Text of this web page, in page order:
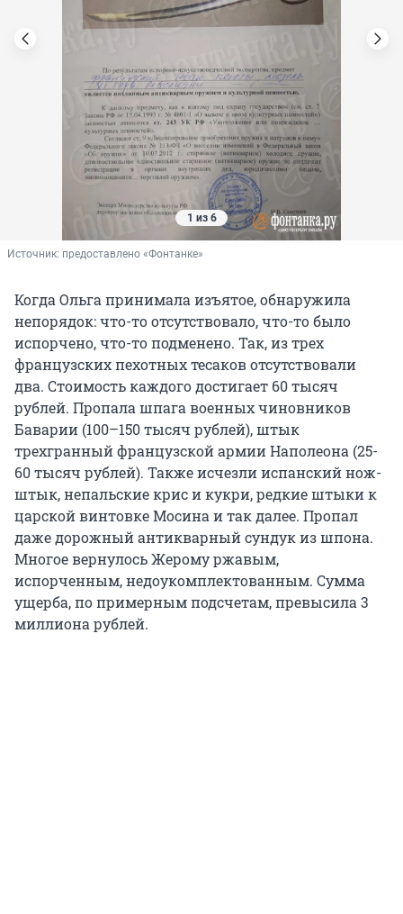
1 из 6
Источник: предоставлено «Фонтанке»
Когда Ольга принимала изъятое, обнаружила
непорядок: что-то отсутствовало, что-то было
испорчено, что-то подменено. Так, из трех
французских пехотных тесаков отсутствовали
два. Стоимость каждого достигает 60 тысяч
рублей. Пропала шпага военных чиновников
Баварии (100–150 тысяч рублей), штык
трехгранный французской армии Наполеона (25-
60 тысяч рублей). Также исчезли испанский нож-
штык, непальские крис и кукри, редкие штыки к
царской винтовке Мосина и так далее. Пропал
даже дорожный антикварный сундук из шпона.
Многое вернулось Жерому ржавым,
испорченным, недоукомплектованным. Сумма
ущерба, по примерным подсчетам, превысила 3
миллиона рублей.